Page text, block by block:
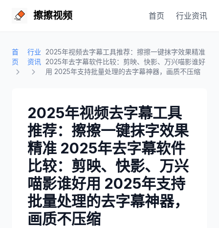
擦擦视频 首页 行业资讯
首
页
行业
资讯
2025年视频去字幕工具推荐：擦擦一键抹字效果精准
2025年去字幕软件比较：剪映、快影、万兴喵影谁好
用 2025年支持批量处理的去字幕神器，画质不压缩
2025年视频去字幕工具
推荐：擦擦一键抹字效果
精准 2025年去字幕软件
比较：剪映、快影、万兴
喵影谁好用 2025年支持
批量处理的去字幕神器，
画质不压缩